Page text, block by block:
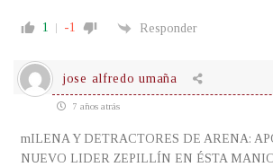
1 -1 Responder
jose alfredo umaña
7 años atrás
mILENA Y DETRACTORES DE ARENA:
NUEVO LIDER ZEPILLÍN EN ÉSTA